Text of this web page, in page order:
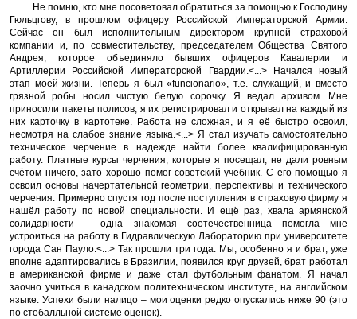
Не помню, кто мне посоветовал обратиться за помощью к Господину
Гюльцгову, в прошлом офицеру Российской Императорской Армии.
Сейчас он был исполнительным директором крупной страховой
компании и, по совместительству, председателем Общества Святого
Андрея, которое объединяло бывших офицеров Кавалерии и
Артиллерии Российской Императорской Гвардии.<...> Начался новый
этап моей жизни. Теперь я был «funcionario», т.е. служащий, и вместо
грязной робы носил чистую белую сорочку. Я ведал архивом. Мне
приносили пакеты полисов, я их регистрировал и открывал на каждый из
них карточку в картотеке. Работа не сложная, и я её быстро освоил,
несмотря на слабое знание языка.<...> Я стал изучать самостоятельно
техническое черчение в надежде найти более квалифицированную
работу. Платные курсы черчения, которые я посещал, не дали ровным
счётом ничего, зато хорошо помог советский учебник. С его помощью я
освоил основы начертательной геометрии, перспективы и технического
черчения. Примерно спустя год после поступления в страховую фирму я
нашёл работу по новой специальности. И ещё раз, хвала армянской
солидарности – одна знакомая соотечественница помогла мне
устроиться на работу в Гидравлическую Лабораторию при университете
города Сан Пауло.<...> Так прошли три года. Мы, особенно я и брат, уже
вполне адаптировались в Бразилии, появился круг друзей, брат работал
в американской фирме и даже стал футбольным фанатом. Я начал
заочно учиться в канадском политехническом институте, на английском
языке. Успехи были налицо – мои оценки редко опускались ниже 90 (это
по стобалльной системе оценок).